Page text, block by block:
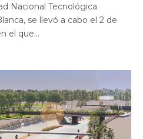
Nacional Tecnológica
se llevó a cabo el 2 de
el que...